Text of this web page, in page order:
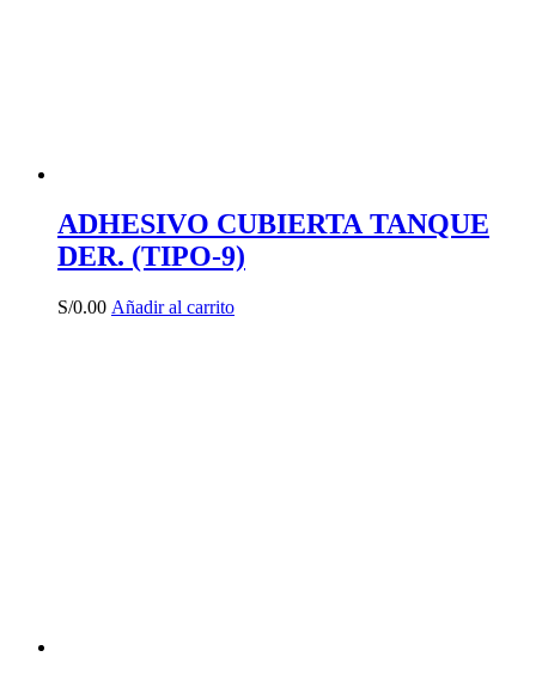
ADHESIVO CUBIERTA TANQUE
DER. (TIPO-9)
S/0.00 Añadir al carrito